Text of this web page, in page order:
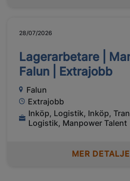
28/07/2026
Lagerarbetare |
Falun | Extrajobb
Falun
Extrajobb
Inköp, Logistik, Inköp,
Logistik, Manpower Talent
MER